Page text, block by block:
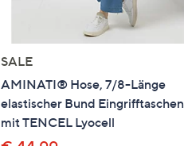
SALE
AMINATI® Hose, 7/8-Länge
elastischer Bund Eingrifftaschen
mit TENCEL Lyocell